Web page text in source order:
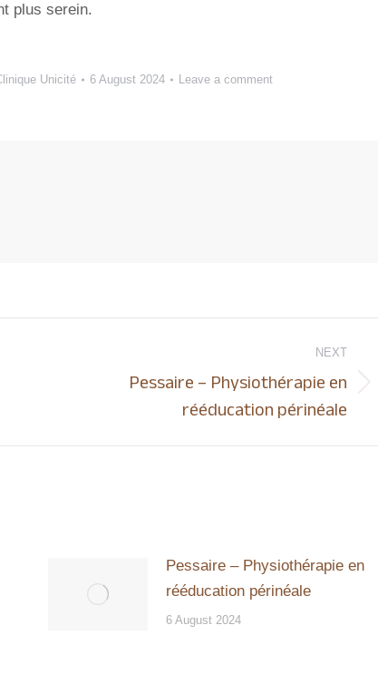
plus serein.
Unicité 6 August 2024 Leave a comment
NEXT
Pessaire – Physiothérapie en
rééducation périnéale
Pessaire – Physiothérapie en
rééducation périnéale
6 August 2024